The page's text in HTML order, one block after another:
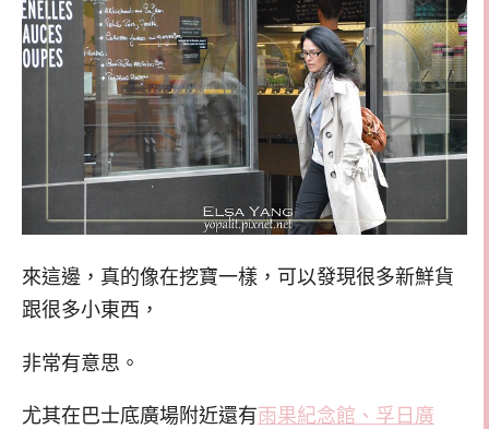
來這邊，真的像在挖寶一樣，可以發現很多新鮮貨
跟很多小東西，
非常有意思。
尤其在巴士底廣場附近還有雨果紀念館、孚日廣